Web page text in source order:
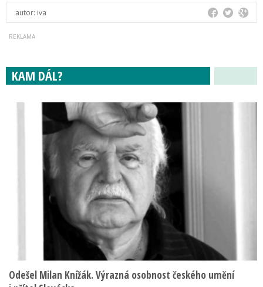
autor: iva
KAM DÁL?
Odešel Milan Knížák. Výrazná osobnost českého umění